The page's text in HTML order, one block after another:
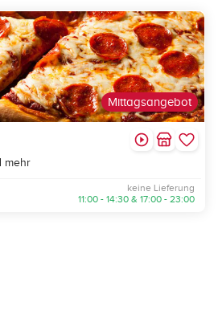
Mittagsangebot
mehr
keine Lieferung
11:00 - 14:30 & 17:00 - 23:00